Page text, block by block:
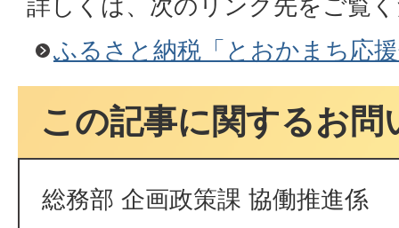
詳しくは、次のリンク先をご覧
ふるさと納税「とおかまち応
この記事に関するお問
総務部 企画政策課 協働推進係